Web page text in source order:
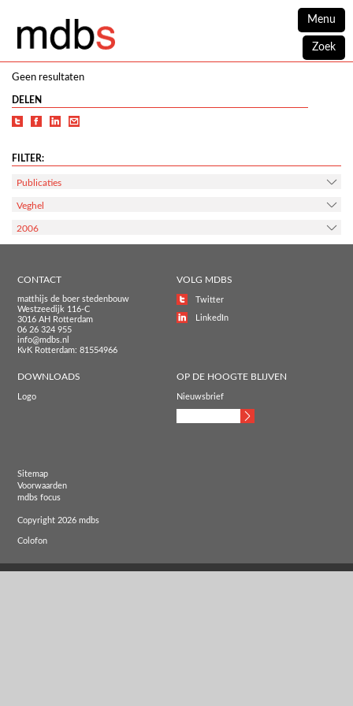
Menu
Zoek
Geen resultaten
DELEN
FILTER:
Publicaties
Veghel
2006
CONTACT
matthijs de boer stedenbouw
Westzeedijk 116-C
3016 AH Rotterdam
06 26 324 955
info@mdbs.nl
KvK Rotterdam: 81554966
VOLG MDBS
Twitter
LinkedIn
DOWNLOADS
Logo
OP DE HOOGTE BLIJVEN
Nieuwsbrief
Sitemap
Voorwaarden
mdbs focus
Copyright 2026 mdbs
Colofon